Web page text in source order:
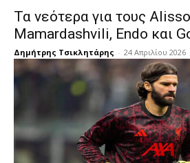
Τα νεότερα για τους
Mamardashvili, Endo και
Δημήτρης Τσικλητάρης - 24 Απριλίου 2026